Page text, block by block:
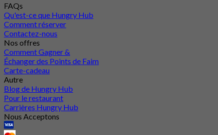
FAQs
Qu'est-ce que Hungry Hub
Comment réserver
Contactez-nous
Nos offres
Comment Gagner &
Échanger des Points de Faim
Carte-cadeau
Autre
Blog de Hungry Hub
Pour le restaurant
Carrières Hungry Hub
Nous Acceptons